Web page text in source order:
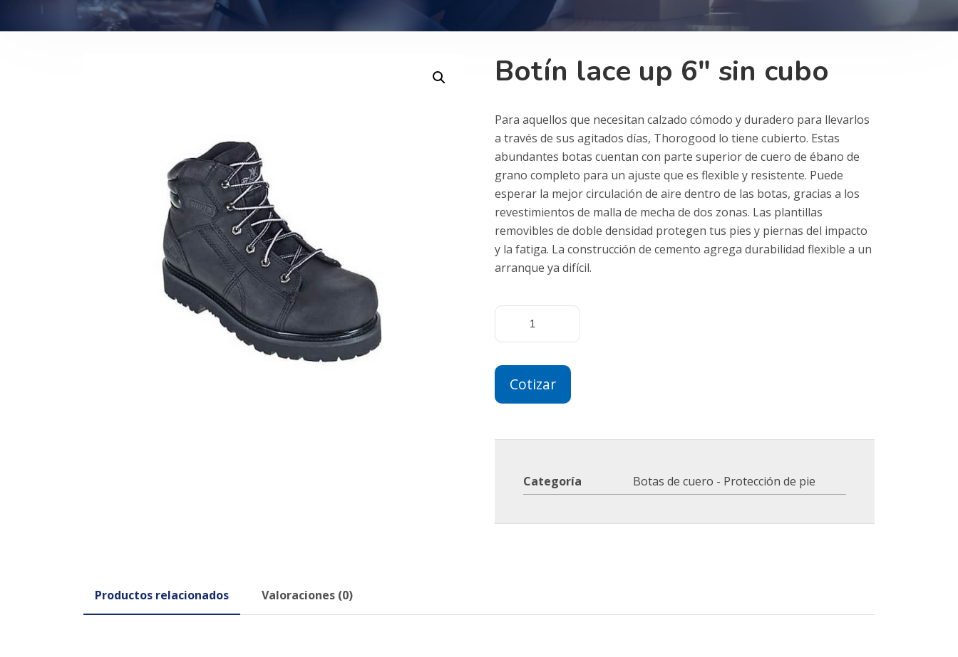
Botín lace up 6″ sin cubo
Para aquellos que necesitan calzado cómodo y duradero para llevarlos
a través de sus agitados días, Thorogood lo tiene cubierto. Estas
abundantes botas cuentan con parte superior de cuero de ébano de
grano completo para un ajuste que es flexible y resistente. Puede
esperar la mejor circulación de aire dentro de las botas, gracias a los
revestimientos de malla de mecha de dos zonas. Las plantillas
removibles de doble densidad protegen tus pies y piernas del impacto
y la fatiga. La construcción de cemento agrega durabilidad flexible a un
arranque ya difícil.
Cotizar
Categoría Botas de cuero - Protección de pie
Productos relacionados Valoraciones (0)